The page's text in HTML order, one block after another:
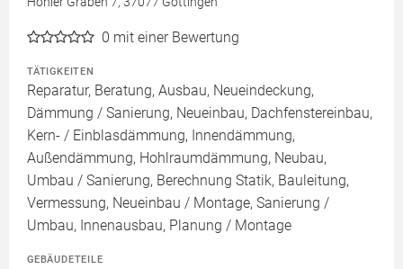
0 mit einer Bewertung
TÄTIGKEITEN
Reparatur, Beratung, Ausbau, Neueindeckung,
Dämmung / Sanierung, Neueinbau, Dachfenstereinbau,
Kern- / Einblasdämmung, Innendämmung,
Außendämmung, Hohlraumdämmung, Neubau,
Umbau / Sanierung, Berechnung Statik, Bauleitung,
Vermessung, Neueinbau / Montage, Sanierung /
Umbau, Innenausbau, Planung / Montage
GEBÄUDETEILE